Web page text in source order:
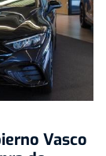
Vasco